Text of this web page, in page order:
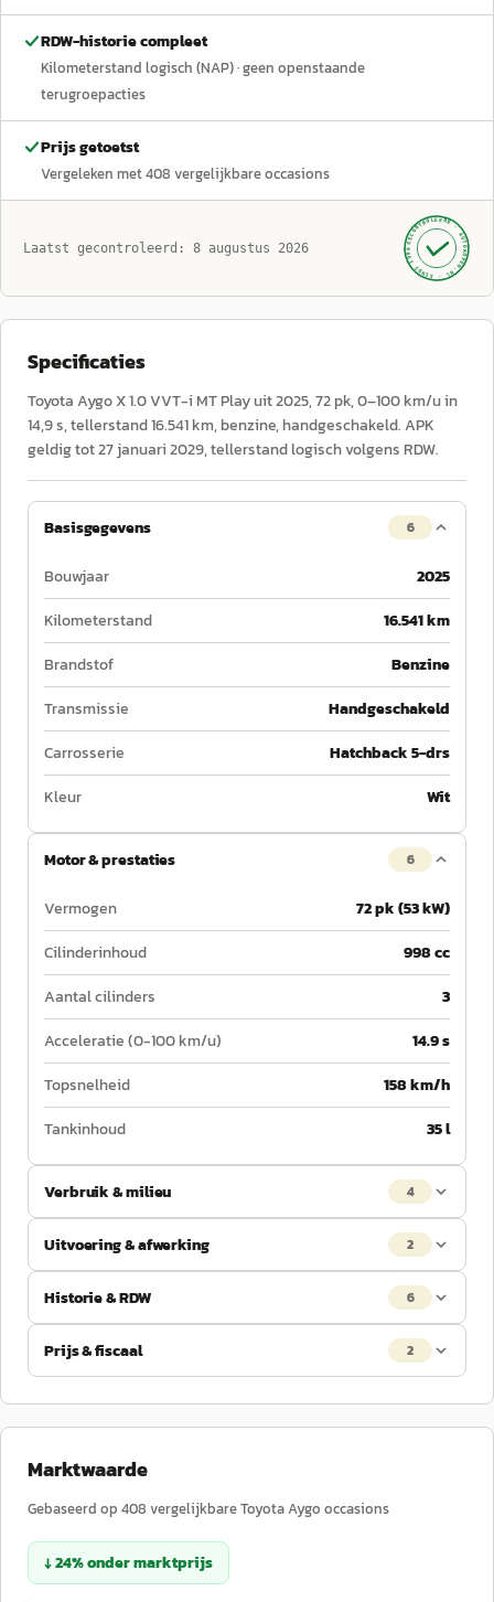
RDW-historie compleet
Kilometerstand logisch (NAP)· geen openstaande
terugroepacties
Prijs getoetst
Vergeleken met408 vergelijkbare occasions
Laatst gecontroleerd: 8 augustus 2026 GECONTROLEERD ·
AUTOKOPEN.NL
· SINDS 1999 ·
Specificaties
Toyota Aygo X 1.0 VVT-i MT Play uit 2025, 72 pk, 0–100 km/u in
14,9 s, tellerstand 16.541 km, benzine, handgeschakeld. APK
geldig tot 27 januari 2029, tellerstand logisch volgens RDW.
Basisgegevens 6
Bouwjaar
2025
Kilometerstand
16.541 km
Brandstof
Benzine
Transmissie
Handgeschakeld
Carrosserie
Hatchback 5-drs
Kleur
Wit
Motor & prestaties 6
Vermogen
72 pk (53 kW)
Cilinderinhoud
998 cc
Aantal cilinders
3
Acceleratie (0-100 km/u)
14.9 s
Topsnelheid
158 km/h
Tankinhoud
35 l
Verbruik & milieu 4
Uitvoering & afwerking 2
Historie & RDW 6
Prijs & fiscaal 2
Marktwaarde
Gebaseerd op 408 vergelijkbareToyotaAygo occasions
↓24%ondermarktprijs